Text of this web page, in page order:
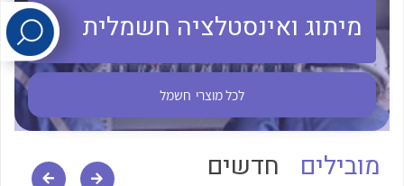
לכל מוצרי היצרן לכל מוצרי היצרן
מיתוג ואינסטלציה חשמלית
לכל מוצרי חשמל
מובילים חדשים